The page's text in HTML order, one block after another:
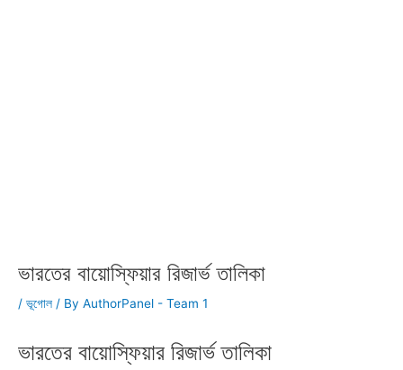
ভারতের বায়োস্ফিয়ার রিজার্ভ তালিকা
/ ভূগোল / By AuthorPanel - Team 1
ভারতের বায়োস্ফিয়ার রিজার্ভ তালিকা